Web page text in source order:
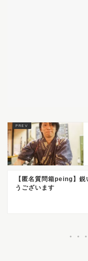
【匿名質問箱peing】鋭
うございます